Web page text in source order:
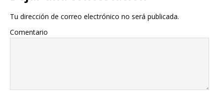
Tu dirección de correo electrónico no será publicada.
Comentario